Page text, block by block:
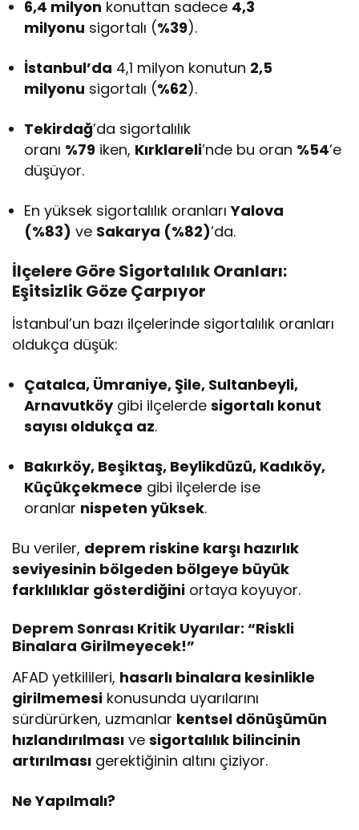
6,4 milyon konuttan sadece 4,3
milyonu sigortalı (%39).
İstanbul’da 4,1 milyon konutun 2,5
milyonu sigortalı (%62).
Tekirdağ’da sigortalılık
oranı %79 iken, Kırklareli’nde bu oran %54’e
düşüyor.
En yüksek sigortalılık oranlarıYalova
(%83) ve Sakarya (%82)’da.
İlçelere Göre Sigortalılık Oranları:
Eşitsizlik Göze Çarpıyor
İstanbul’un bazı ilçelerinde sigortalılık oranları
oldukça düşük:
Çatalca, Ümraniye, Şile, Sultanbeyli,
Arnavutköygibi ilçelerdesigortalı konut
sayısı oldukça az.
Bakırköy, Beşiktaş, Beylikdüzü, Kadıköy,
Küçükçekmece gibi ilçelerde ise
oranlar nispeten yüksek.
Bu veriler, deprem riskine karşı hazırlık
seviyesinin bölgeden bölgeye büyük
farklılıklar gösterdiğini ortaya koyuyor.
Deprem Sonrası Kritik Uyarılar: “Riskli
Binalara Girilmeyecek!”
AFAD yetkilileri, hasarlı binalara kesinlikle
girilmemesi konusunda uyarılarını
sürdürürken, uzmanlar kentsel dönüşümün
hızlandırılması vesigortalılık bilincinin
artırılması gerektiğinin altını çiziyor.
Ne Yapılmalı?